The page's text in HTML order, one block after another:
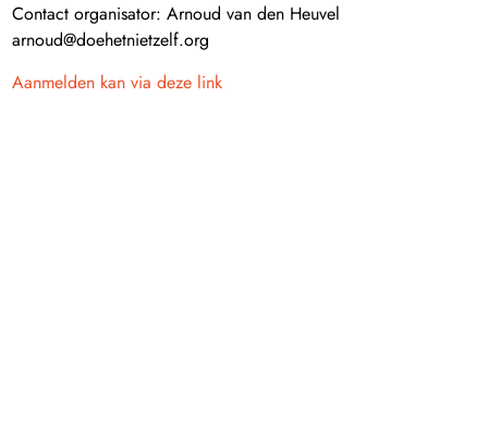
Contact organisator: Arnoud van den Heuvel
arnoud@doehetnietzelf.org
Aanmelden kan via deze link